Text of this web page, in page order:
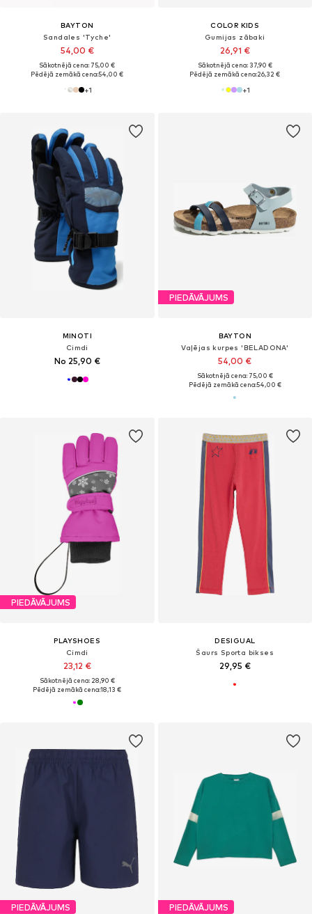
BAYTON
Sandales 'Tyche'
54,00 €
Sākotnējā cena: 75,00 €
Pēdējā zemākā cena:54,00 €
+1
COLOR KIDS
Gumijas zābaki
26,91 €
Sākotnējā cena: 37,90 €
Pēdējā zemākā cena:26,32 €
+1
MINOTI
Cimdi
No 25,90 €
PIEDĀVĀJUMS
BAYTON
Vaļējas kurpes 'BELADONA'
54,00 €
Sākotnējā cena: 75,00 €
Pēdējā zemākā cena:54,00 €
PIEDĀVĀJUMS
PLAYSHOES
Cimdi
23,12 €
Sākotnējā cena: 28,90 €
Pēdējā zemākā cena:18,13 €
DESIGUAL
Šaurs Sporta bikses
29,95 €
PIEDĀVĀJUMS PIEDĀVĀJUMS